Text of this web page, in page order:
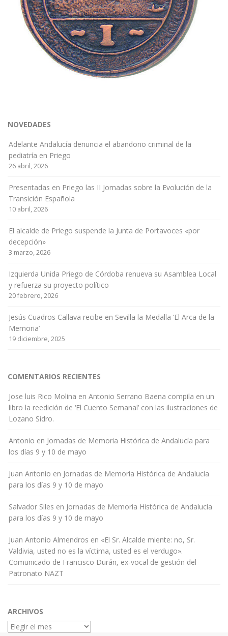
NOVEDADES
Adelante Andalucía denuncia el abandono criminal de la
pediatría en Priego
26 abril, 2026
Presentadas en Priego las II Jornadas sobre la Evolución de la
Transición Española
10 abril, 2026
El alcalde de Priego suspende la Junta de Portavoces «por
decepción»
3 marzo, 2026
Izquierda Unida Priego de Córdoba renueva su Asamblea Local
y refuerza su proyecto político
20 febrero, 2026
Jesús Cuadros Callava recibe en Sevilla la Medalla ‘El Arca de la
Memoria’
19 diciembre, 2025
COMENTARIOS RECIENTES
Jose luis Rico Molina en Antonio Serrano Baena compila en un
libro la reedición de ‘El Cuento Semanal’ con las ilustraciones de
Lozano Sidro.
Antonio en Jornadas de Memoria Histórica de Andalucía para
los días 9 y 10 de mayo
Juan Antonio en Jornadas de Memoria Histórica de Andalucía
para los días 9 y 10 de mayo
Salvador Siles en Jornadas de Memoria Histórica de Andalucía
para los días 9 y 10 de mayo
Juan Antonio Almendros en «El Sr. Alcalde miente: no, Sr.
Valdivia, usted no es la víctima, usted es el verdugo».
Comunicado de Francisco Durán, ex-vocal de gestión del
Patronato NAZT
ARCHIVOS
Archivos